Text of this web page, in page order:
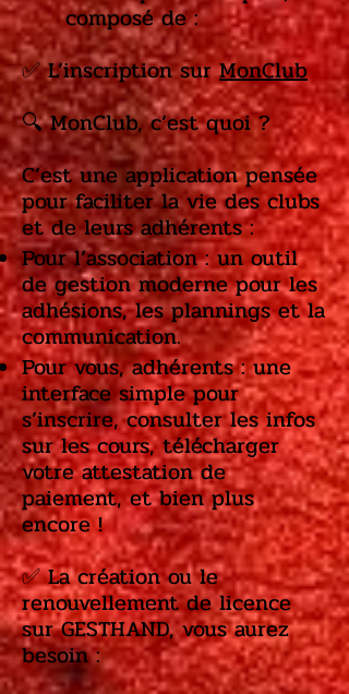
composé de :
​​​✅ L’inscription surMonClub
🔍 MonClub, c’est quoi ?
C’est une application pensée
pour faciliter la vie des clubs
et de leurs adhérents :
Pour l’association : un outil
de gestion moderne pour les
adhésions, les plannings et la
communication.
Pour vous, adhérents : une
interface simple pour
s’inscrire, consulter les infos
sur les cours, télécharger
votre attestation de
paiement, et bien plus
encore !
✅ La création ou le
renouvellement de licence
sur GESTHAND, vous aurez
besoin :